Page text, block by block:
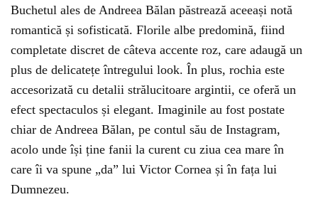
Buchetul ales de Andreea Bălan păstrează aceeași notă
romantică și sofisticată. Florile albe predomină, fiind
completate discret de câteva accente roz, care adaugă un
plus de delicatețe întregului look. În plus, rochia este
accesorizată cu detalii strălucitoare argintii, ce oferă un
efect spectaculos și elegant. Imaginile au fost postate
chiar de Andreea Bălan, pe contul său de Instagram,
acolo unde își ține fanii la curent cu ziua cea mare în
care îi va spune „da” lui Victor Cornea și în fața lui
Dumnezeu.